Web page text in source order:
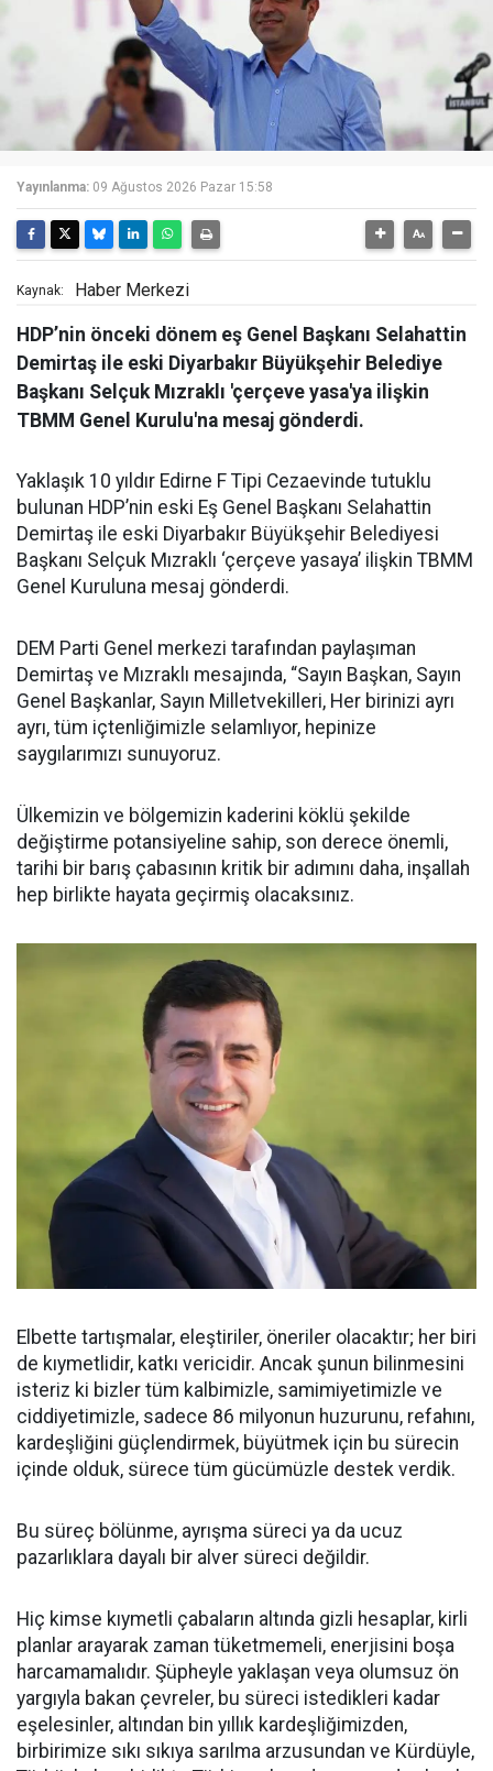
Yayınlanma: 09 Ağustos 2026 Pazar 15:58
Kaynak: Haber Merkezi
HDP’nin önceki dönem eş Genel Başkanı Selahattin
Demirtaş ile eski Diyarbakır Büyükşehir Belediye
Başkanı Selçuk Mızraklı 'çerçeve yasa'ya ilişkin
TBMM Genel Kurulu'na mesaj gönderdi.
Yaklaşık 10 yıldır Edirne F Tipi Cezaevinde tutuklu
bulunan HDP’nin eski Eş Genel Başkanı Selahattin
Demirtaş ile eski Diyarbakır Büyükşehir Belediyesi
Başkanı Selçuk Mızraklı ‘çerçeve yasaya’ ilişkin TBMM
Genel Kuruluna mesaj gönderdi.
DEM Parti Genel merkezi tarafından paylaşıman
Demirtaş ve Mızraklı mesajında, “Sayın Başkan, Sayın
Genel Başkanlar, Sayın Milletvekilleri, Her birinizi ayrı
ayrı, tüm içtenliğimizle selamlıyor, hepinize
saygılarımızı sunuyoruz.
Ülkemizin ve bölgemizin kaderini köklü şekilde
değiştirme potansiyeline sahip, son derece önemli,
tarihi bir barış çabasının kritik bir adımını daha, inşallah
hep birlikte hayata geçirmiş olacaksınız.
Elbette tartışmalar, eleştiriler, öneriler olacaktır; her biri
de kıymetlidir, katkı vericidir. Ancak şunun bilinmesini
isteriz ki bizler tüm kalbimizle, samimiyetimizle ve
ciddiyetimizle, sadece 86 milyonun huzurunu, refahını,
kardeşliğini güçlendirmek, büyütmek için bu sürecin
içinde olduk, sürece tüm gücümüzle destek verdik.
Bu süreç bölünme, ayrışma süreci ya da ucuz
pazarlıklara dayalı bir alver süreci değildir.
Hiç kimse kıymetli çabaların altında gizli hesaplar, kirli
planlar arayarak zaman tüketmemeli, enerjisini boşa
harcamamalıdır. Şüpheyle yaklaşan veya olumsuz ön
yargıyla bakan çevreler, bu süreci istedikleri kadar
eşelesinler, altından bin yıllık kardeşliğimizden,
birbirimize sıkı sıkıya sarılma arzusundan ve Kürdüyle,